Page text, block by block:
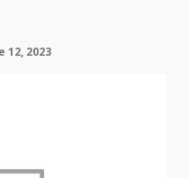
12, 2023